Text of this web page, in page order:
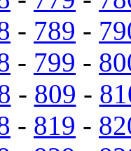
- 789 -
- 799 -
- 809 -
- 819 -